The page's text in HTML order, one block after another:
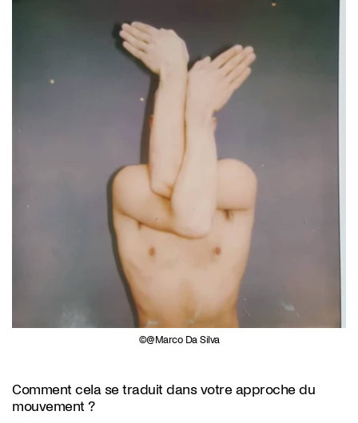
@Marco Da Silva
Comment cela se traduit dans votre approche du
mouvement ?